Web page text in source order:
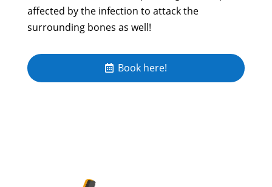
affected by the infection to attack the
surrounding bones as well!
Book here!